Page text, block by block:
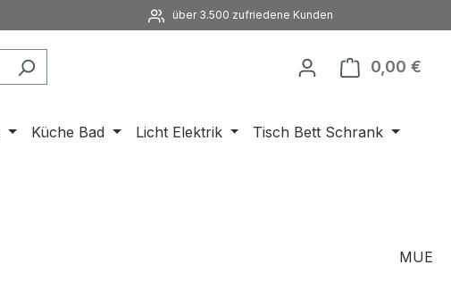
über 3.500 zufriedene Kunden
0,00 €
Küche Bad Licht Elektrik
Tisch Bett Schrank
MUE